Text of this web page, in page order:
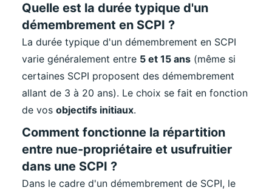
Quelle est la durée typique d'un
démembrement en SCPI ?
La durée typique d'un démembrement en SCPI
varie généralement entre 5 et 15 ans(même si
certaines SCPI proposent des démembrement
allant de 3 à 20 ans). Le choix se fait en fonction
de vos objectifs initiaux.
Comment fonctionne la répartition
entre nue-propriétaire et usufruitier
dans une SCPI ?
Dans le cadre d'un démembrement de SCPI, le